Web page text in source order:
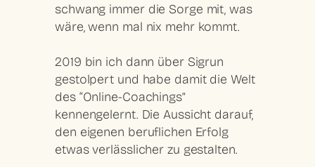
schwang immer die Sorge mit, was
wäre, wenn mal nix mehr kommt.
2019 bin ich dann über Sigrun
gestolpert und habe damit die Welt
des “Online-Coachings”
kennengelernt. Die Aussicht darauf,
den eigenen beruflichen Erfolg
etwas verlässlicher zu gestalten.